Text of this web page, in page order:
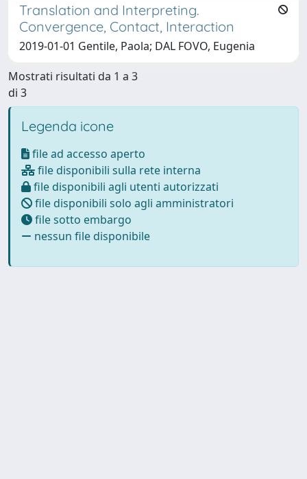
Translation and Interpreting.
Convergence, Contact, Interaction
2019-01-01 Gentile, Paola; DAL FOVO, Eugenia
Mostrati risultati da 1 a 3
di 3
Legenda icone
file ad accesso aperto
file disponibili sulla rete interna
file disponibili agli utenti autorizzati
file disponibili solo agli amministratori
file sotto embargo
nessun file disponibile